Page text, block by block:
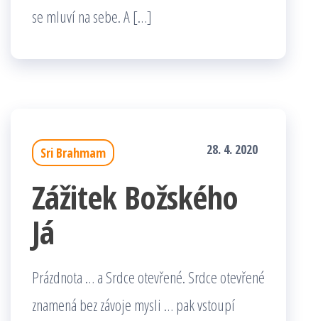
se mluví na sebe. A […]
Sri Brahmam 28. 4. 2020
Zážitek Božského
Já
Prázdnota … a Srdce otevřené. Srdce otevřené
znamená bez závoje mysli … pak vstoupí